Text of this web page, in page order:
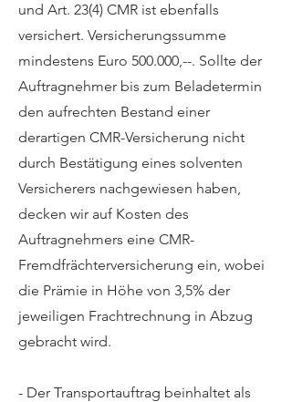
und Art. 23(4) CMR ist ebenfalls
versichert. Versicherungssumme
mindestens Euro 500.000,--. Sollte der
Auftragnehmer bis zum Beladetermin
den aufrechten Bestand einer
derartigen CMR-Versicherung nicht
durch Bestätigung eines solventen
Versicherers nachgewiesen haben,
decken wir auf Kosten des
Auftragnehmers eine CMR-
Fremdfrächterversicherung ein, wobei
die Prämie in Höhe von 3,5% der
jeweiligen Frachtrechnung in Abzug
gebracht wird.
- Der Transportauftrag beinhaltet als